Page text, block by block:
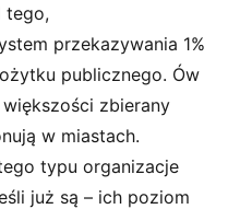
tego,
przekazywania 1%
publicznego. Ów
zbierany
w miastach.
typu organizacje
już są – ich poziom